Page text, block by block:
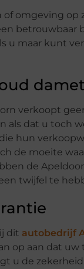
of omgeving
betrouwbaar
u maar kunt
verkoopt
als dat u toch
die hun
de moeite
de
twijfel te
dit autobedrijf
op aan dat
u de